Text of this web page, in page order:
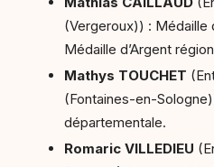
(Vergeroux)) : Médaille
Médaille d’Argent
Mathys TOUCHET
(Fontaines-en-
départementale.
Romaric VILLEDIEU